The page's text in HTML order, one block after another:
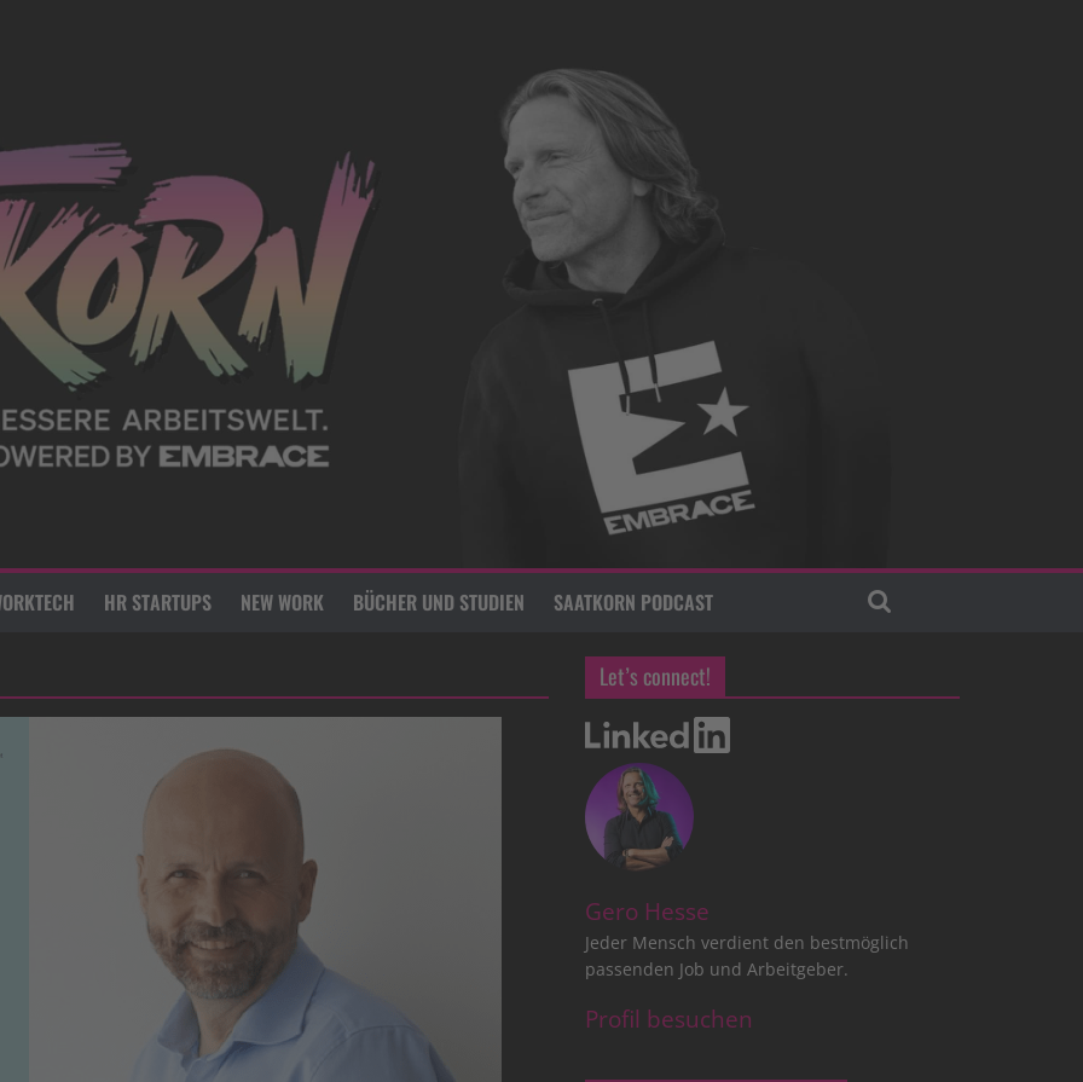
HR STARTUPS NEW WORK BÜCHER UND STUDIEN SAATKORN PODCAST
Let’s connect!
Gero Hesse
Jeder Mensch verdient den bestmöglich
passenden Job und Arbeitgeber.
Profil besuchen